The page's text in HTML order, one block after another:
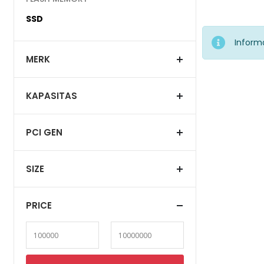
SSD
MERK
KAPASITAS
PCI GEN
SIZE
PRICE